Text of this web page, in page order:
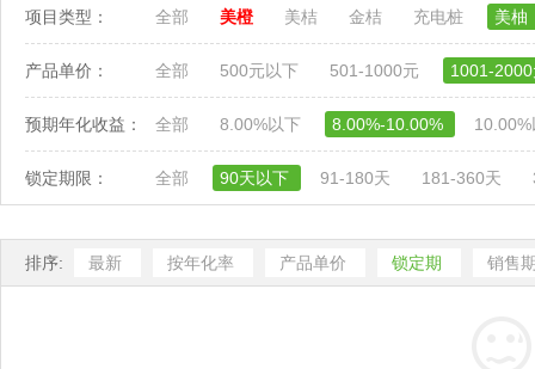
项目类型： 全部 美橙 美桔 金桔 充电桩 美柚
产品单价： 全部 500元以下 501-1000元 1001-
预期年化收益： 全部 8.00%以下 8.00%-10.00%
锁定期限： 全部 90天以下 91-180天 181-360天
排序: 最新 按年化率 产品单价 锁定期 销售